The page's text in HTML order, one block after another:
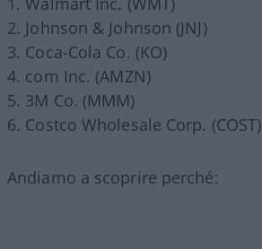
Johnson & Johnson (JNJ)
Coca-Cola Co. (KO)
com Inc. (AMZN)
3M Co. (MMM)
Costco Wholesale Corp. (COST)
Andiamo a scoprire perché: